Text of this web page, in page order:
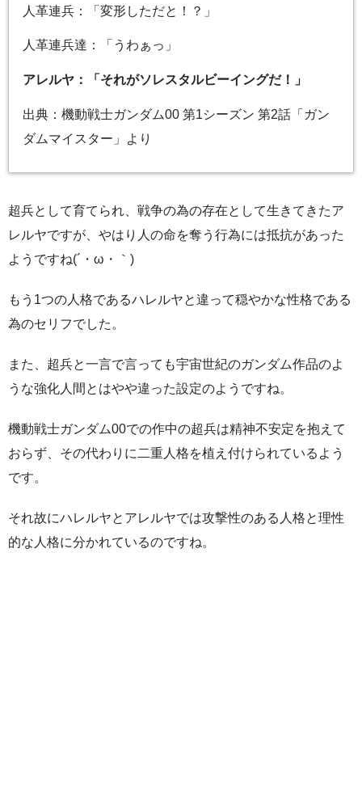
人革連兵：「変形しただと！？」
人革連兵達：「うわぁっ」
アレルヤ：「それがソレスタルビーイングだ！」
出典：機動戦士ガンダム00 第1シーズン 第2話「ガン
ダムマイスター」より
超兵として育てられ、戦争の為の存在として生きてきたア
レルヤですが、やはり人の命を奪う行為には抵抗があった
ようですね(´・ω・｀)
もう1つの人格であるハレルヤと違って穏やかな性格である
為のセリフでした。
また、超兵と一言で言っても宇宙世紀のガンダム作品のよ
うな強化人間とはやや違った設定のようですね。
機動戦士ガンダム00での作中の超兵は精神不安定を抱えて
おらず、その代わりに二重人格を植え付けられているよう
です。
それ故にハレルヤとアレルヤでは攻撃性のある人格と理性
的な人格に分かれているのですね。